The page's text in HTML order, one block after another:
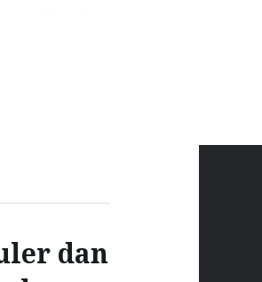
produk
Namun
dan